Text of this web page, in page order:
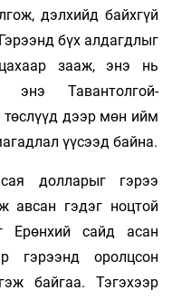
дэлхийд байхгүй
бүх алдагдлыг
зааж, энэ нь
энэ Тавантолгой-
дээр мөн ийм
үүсээд байна.
долларыг гэрээ
авсан гэдэг ноцтой
Ерөнхий сайд асан
гэрээнд оролцсон
байгаа. Тэгэхээр